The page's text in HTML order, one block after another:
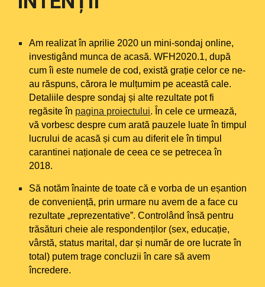
Am realizat în aprilie 2020 un mini-sondaj online,
investigând munca de acasă. WFH2020.1, după
cum îi este numele de cod, există grație celor ce ne-
au răspuns, cărora le mulțumim pe această cale.
Detaliile despre sondaj și alte rezultate pot fi
regăsite în pagina proiectului. În cele ce urmează,
vă vorbesc despre cum arată pauzele luate în timpul
lucrului de acasă și cum au diferit ele în timpul
carantinei naționale de ceea ce se petrecea în
2018.
Să notăm înainte de toate că e vorba de un eșantion
de conveniență, prin urmare nu avem de a face cu
rezultate „reprezentative”. Controlând însă pentru
trăsături cheie ale respondenților (sex, educație,
vârstă, status marital, dar și număr de ore lucrate în
total) putem trage concluzii în care să avem
încredere.